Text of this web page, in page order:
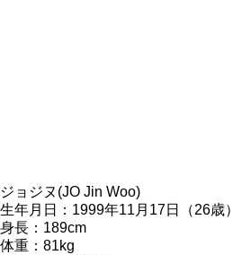
ジョジヌ(JO Jin Woo)
生年月日：1999年11月17日（26歳）
身長：189cm
体重：81kg